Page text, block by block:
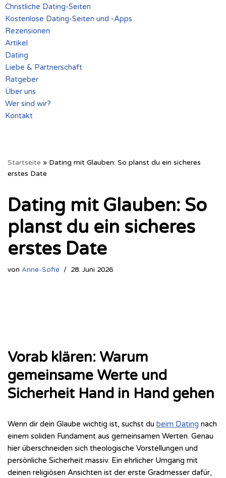
Christliche Dating-Seiten
Kostenlose Dating-Seiten und -Apps
Rezensionen
Artikel
Dating
Liebe & Partnerschaft
Ratgeber
Über uns
Wer sind wir?
Kontakt
Startseite » Dating mit Glauben: So planst du ein sicheres
erstes Date
Dating mit Glauben: So
planst du ein sicheres
erstes Date
von Anne-Sofie 28. Juni 2026
Vorab klären: Warum
gemeinsame Werte und
Sicherheit Hand in Hand gehen
Wenn dir dein Glaube wichtig ist, suchst du beim Dating nach
einem soliden Fundament aus gemeinsamen Werten. Genau
hier überschneiden sich theologische Vorstellungen und
persönliche Sicherheit massiv. Ein ehrlicher Umgang mit
deinen religiösen Ansichten ist der erste Gradmesser dafür,